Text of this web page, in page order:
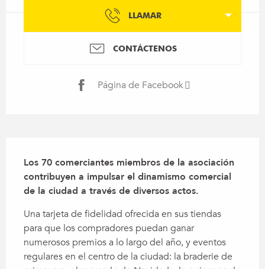
LLAMAR
CONTÁCTENOS
Página de Facebook
Los 70 comerciantes miembros de la asociación
contribuyen a impulsar el dinamismo comercial
de la ciudad a través de diversos actos.
Una tarjeta de fidelidad ofrecida en sus tiendas
para que los compradores puedan ganar
numerosos premios a lo largo del año, y eventos
regulares en el centro de la ciudad: la braderie de